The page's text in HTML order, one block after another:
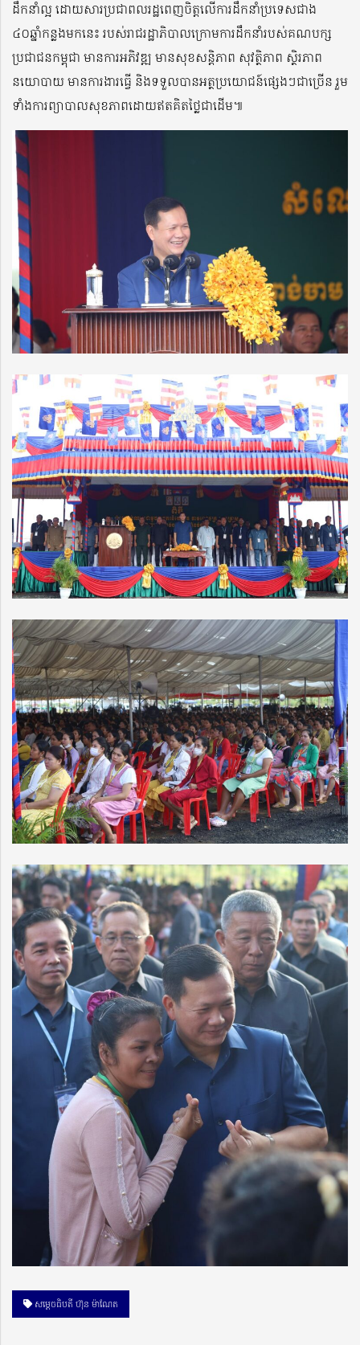
ដឹកនាំល្អ ដោយសារប្រជាពលរដ្ឋពេញចិត្តលើការដឹកនាំប្រទេសជាង
៤០ឆ្នាំកន្លងមកនេះ របស់រាជរដ្ឋាភិបាលក្រោមការដឹកនាំរបស់គណបក្ស
ប្រជាជនកម្ពុជា មានការអភិវឌ្ឍ មានសុខសន្តិភាព សុវត្ថិភាព ស្ថិរភាព
នយោបាយ មានការងារធ្វើ និងទទួលបានអត្ថប្រយោជន៍ផ្សេងៗជាច្រើន រួម
ទាំងការព្យាបាលសុខភាពដោយឥតគិតថ្លៃជាដើម៕
សម្ដេចធិបតី ហ៊ុន ម៉ាណែត